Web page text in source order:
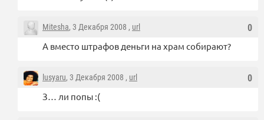
0
Mitesha, 3 Декабря 2008 , url
А вместо штрафов деньги на храм собирают?
0
lusyaru, 3 Декабря 2008 , url
З… ли попы :(